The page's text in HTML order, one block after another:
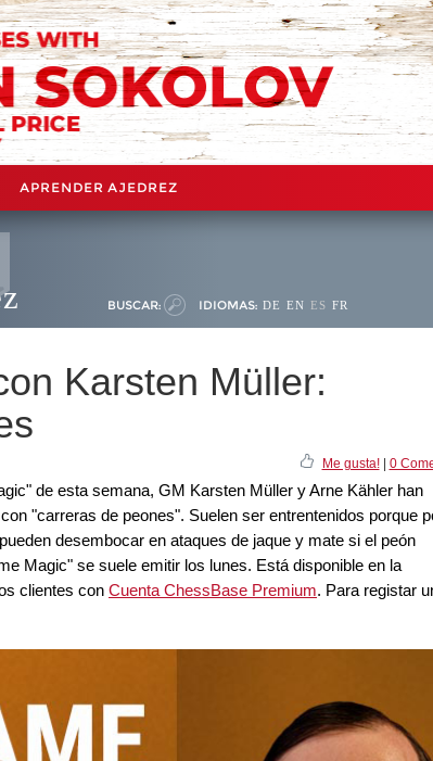
APRENDER AJEDREZ
BUSCAR: IDIOMAS: DE EN ES FR
Karsten Müller:
Me gusta!| 0
de esta semana, GM Karsten Müller y Arne Kähler han
"carreras de peones". Suelen ser entrentenidos porque
desembocar en ataques de jaque y mate si el peón
Magic" se suele emitir los lunes. Está disponible en la
clientes con Cuenta ChessBase Premium. Para registar